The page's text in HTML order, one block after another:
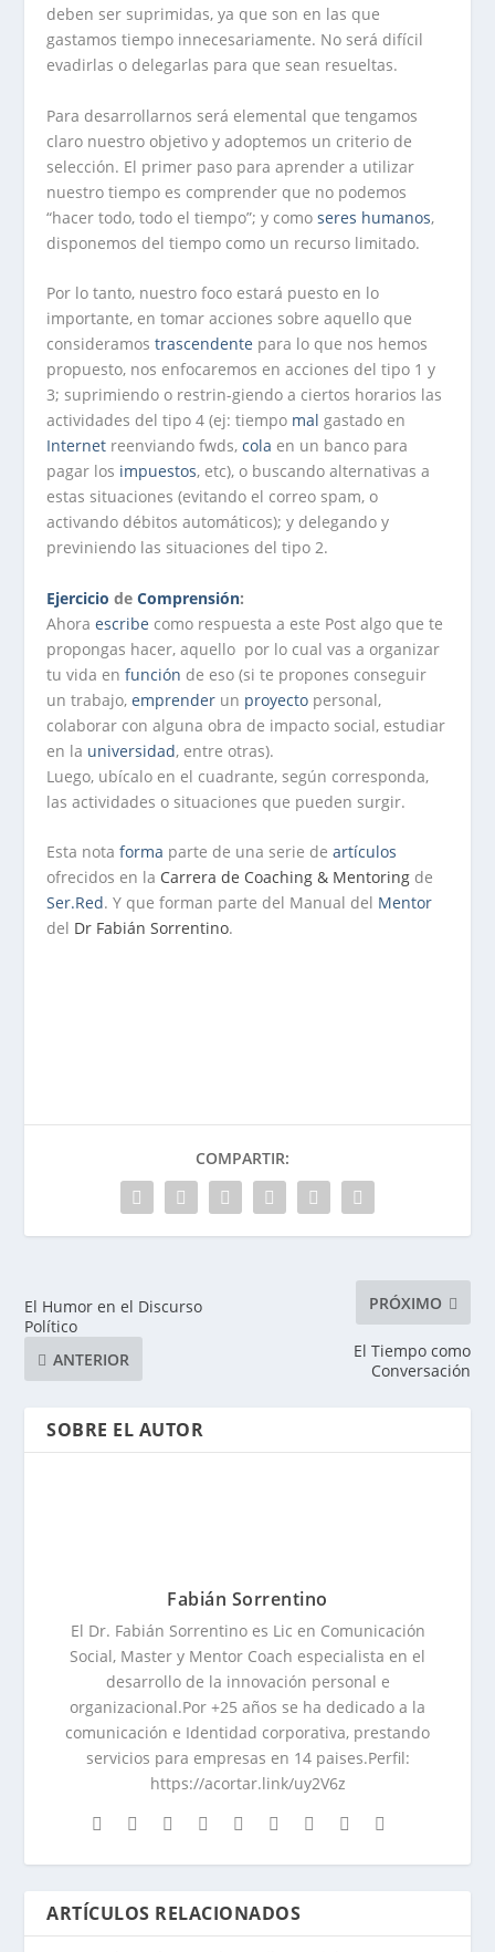
deben ser suprimidas, ya que son en las que
gastamos tiempo innecesariamente. No será difícil
evadirlas o delegarlas para que sean resueltas.
Para desarrollarnos será elemental que tengamos
claro nuestro objetivo y adoptemos un criterio de
selección. El primer paso para aprender a utilizar
nuestro tiempo es comprender que no podemos
“hacer todo, todo el tiempo”; y comoseres humanos,
disponemos del tiempo como un recurso limitado.
Por lo tanto, nuestro foco estará puesto en lo
importante, en tomar acciones sobre aquello que
consideramostrascendente para lo que nos hemos
propuesto, nos enfocaremos en acciones del tipo 1 y
3; suprimiendo o restrin-giendo a ciertos horarios las
actividades del tipo 4 (ej: tiempo mal gastado en
Internet reenviando fwds,cola en un banco para
pagar los impuestos, etc), o buscando alternativas a
estas situaciones (evitando el correo spam, o
activando débitos automáticos); y delegando y
previniendo las situaciones del tipo 2.
Ejercicio deComprensión:
Ahoraescribe como respuesta a este Post algo que te
propongas hacer, aquello por lo cual vas a organizar
tu vida enfunción de eso (si te propones conseguir
un trabajo,emprender un proyecto personal,
colaborar con alguna obra de impacto social, estudiar
en la universidad, entre otras).
Luego, ubícalo en el cuadrante, según corresponda,
las actividades o situaciones que pueden surgir.
Esta notaforma parte de una serie deartículos
ofrecidos en la Carrera de Coaching & Mentoring de
Ser.Red. Y que forman parte del Manual del Mentor
del Dr Fabián Sorrentino.
COMPARTIR:
El Humor en el Discurso
Político
ANTERIOR
PRÓXIMO
El Tiempo como
Conversación
SOBRE EL AUTOR
Fabián Sorrentino
El Dr. Fabián Sorrentino es Lic en Comunicación
Social, Master y Mentor Coach especialista en el
desarrollo de la innovación personal e
organizacional.Por +25 años se ha dedicado a la
comunicación e Identidad corporativa, prestando
servicios para empresas en 14 paises.Perfil:
https://acortar.link/uy2V6z
ARTÍCULOS RELACIONADOS